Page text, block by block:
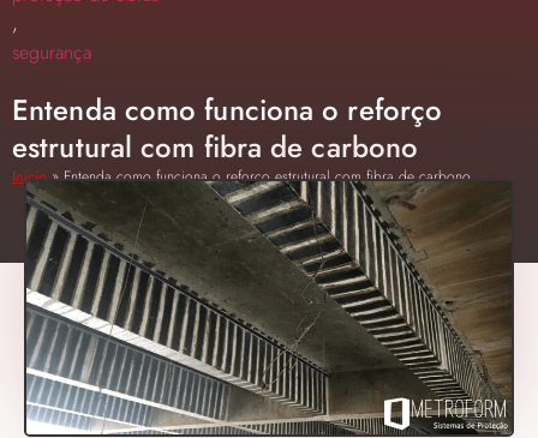
,
segurança
Entenda como funciona o reforço
estrutural com fibra de carbono
Início »Entenda como funciona o reforço estrutural com fibra de carbono